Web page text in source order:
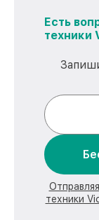
Есть
техники
техники